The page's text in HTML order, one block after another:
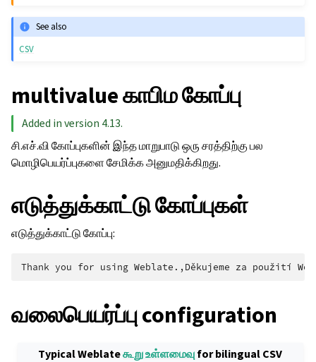
navigation of உள்ளமைவு வழிமுறைகள்
See also
CSV
multivalue காபிம கோப்பு
Added in version 4.13.
சி.எச்.வி கோப்புகளின் இந்த மாறுபாடு ஒரு சரத்திற்கு பல
மொழிபெயர்ப்புகளை சேமிக்க அனுமதிக்கிறது.
எடுத்துக்காட்டு கோப்புகள்
எடுத்துக்காட்டு கோப்பு:
வலைபெயர்ப்பு configuration
Typical Weblateகூறு உள்ளமைவுfor bilingual CSV